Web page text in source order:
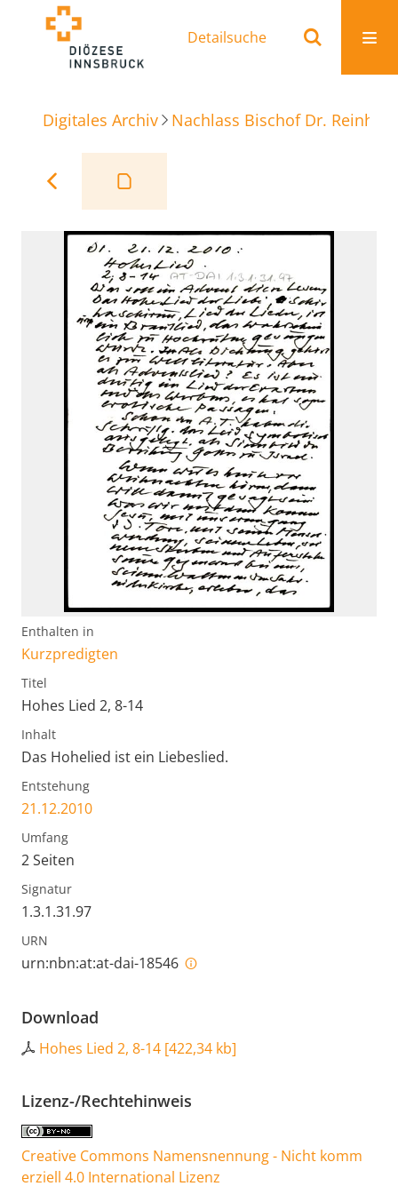
Detailsuche
Digitales Archiv Nachlass Bischof Dr.
Enthalten in
Kurzpredigten
Titel
Hohes Lied 2, 8-14
Inhalt
Das Hohelied ist ein Liebeslied.
Entstehung
21.12.2010
Umfang
2 Seiten
Signatur
1.3.1.31.97
URN
urn:nbn:at:at-dai-18546
Download
Hohes Lied 2, 8-14 [422,34 kb]
Lizenz-/Rechtehinweis
Creative Commons Namensnennung - Nicht komm
erziell 4.0 International Lizenz